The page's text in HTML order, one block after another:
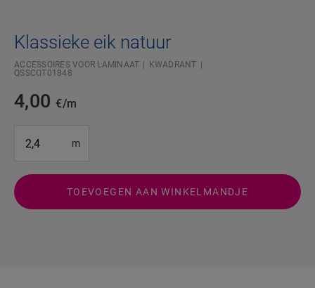
Klassieke eik natuur
ACCESSOIRES VOOR LAMINAAT
KWADRANT
QSSCOT01848
4,00€/m
m
TOEVOEGEN AAN WINKELMANDJE